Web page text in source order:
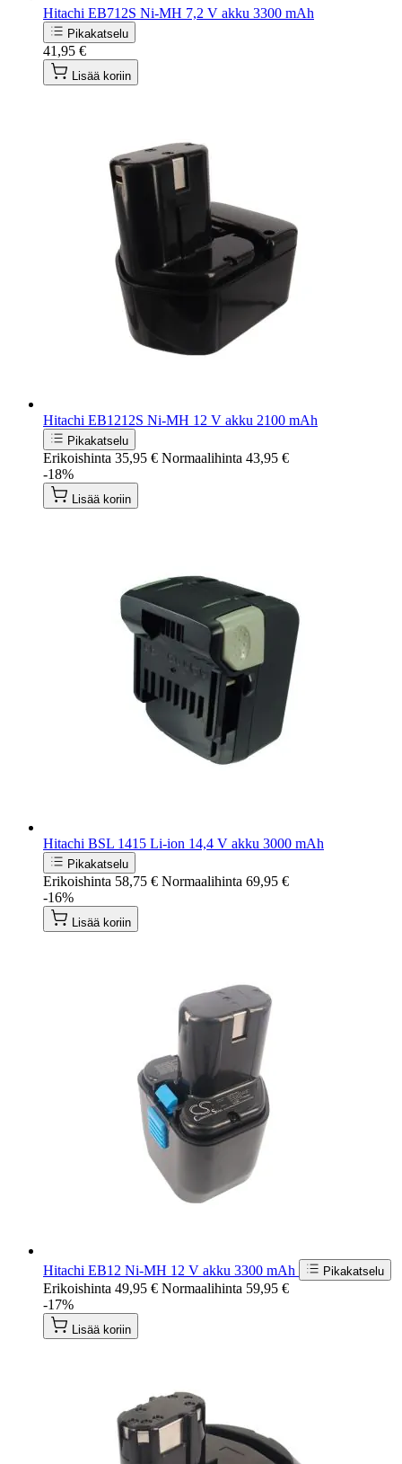
Hitachi EB712S Ni-MH 7,2 V akku 3300 mAh
Pikakatselu
41,95 €
Lisää koriin
Hitachi EB1212S Ni-MH 12 V akku 2100 mAh
Pikakatselu
Erikoishinta 35,95 € Normaalihinta 43,95 €
-18%
Lisää koriin
Hitachi BSL 1415 Li-ion 14,4 V akku 3000 mAh
Pikakatselu
Erikoishinta 58,75 € Normaalihinta 69,95 €
-16%
Lisää koriin
Hitachi EB12 Ni-MH 12 V akku 3300 mAh Pikakatselu
Erikoishinta 49,95 € Normaalihinta 59,95 €
-17%
Lisää koriin